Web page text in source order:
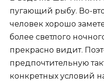
пугающий рыбу. Во-
человек хорошо
более светлого
прекрасно видит.
предпочтительную
конкретных условий